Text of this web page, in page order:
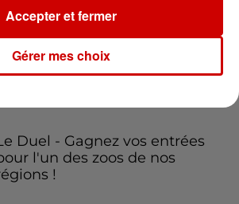
vos places pour le
festival Marché Gourmand 2026
Duel - Gagnez vos entrées
l'un des zoos de nos
!
Gérer mes choix
Accepter et fermer